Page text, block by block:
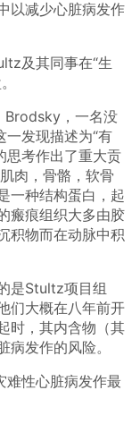
以减少心脏病发作
及其同事在“生
，一名没
发现描述为“有
思考作出了重大贡
肉，骨骼，软骨
一种结构蛋白，起
瘢痕组织大多由胶
积物而在动脉中积
是Stultz项目组
们大概在八年前开
时，其内含物（其
发作的风险。
难性心脏病发作最